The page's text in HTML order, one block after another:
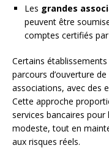
Les grandes
peuvent être
comptes certifiés
Certains
parcours d’ouverture
associations, avec des
Cette approche
services bancaires
modeste, tout en
aux risques réels.